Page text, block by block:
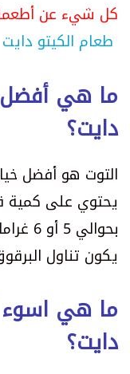
كل شيء عن
طعام الكيتو دايت
ما هي أفضل
دايت؟
التوت هو أفضل
يحتوي على كمية
يكون تناول
ما هي اسوء
دايت؟